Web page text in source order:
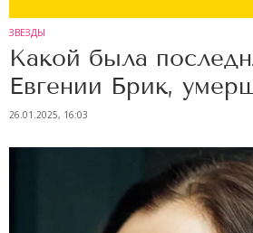
ЗВЕЗДЫ
Какой была
Евгении Брик,
26.01.2025, 16:03